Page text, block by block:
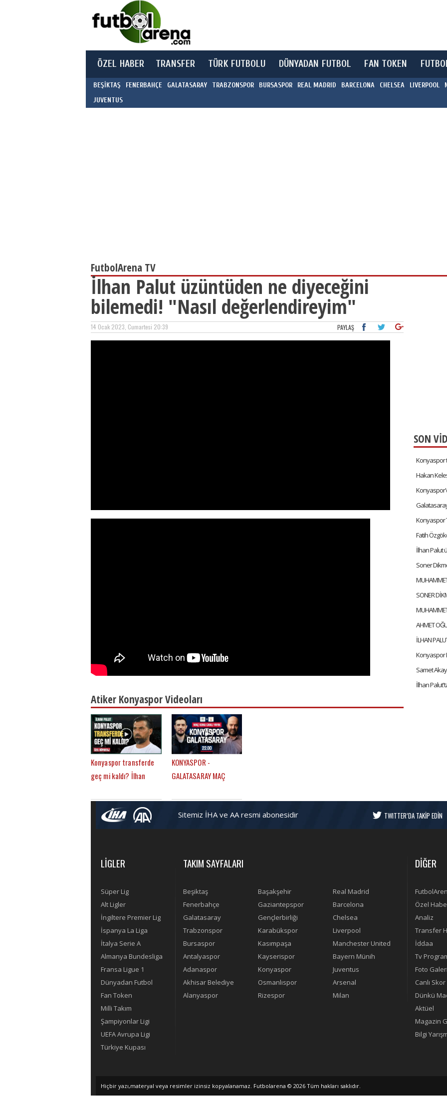
ÖZEL HABER TRANSFER TÜRK FUTBOLU DÜNYADAN FUTBOL FAN TOKEN
BEŞİKTAŞ FENERBAHÇE GALATASARAY TRABZONSPOR BURSASPOR REAL MADRID BARCELONA CHELSEA LIVERPOOL
JUVENTUS
FutbolArena TV
İlhan Palut üzüntüden ne diyeceğini
bilemedi! "Nasıl değerlendireyim"
14 Ocak 2023, Cumartesi 20:39 PAYLAŞ
Atiker Konyaspor Videoları
Konyaspor transferde
geç mi kaldı? İlhan
FutbolArena'ya özel
açıklamalar
KONYASPOR -
GALATASARAY MAÇ
- MERT KURT
SON
Sitemiz İHA ve AA resmi abonesidir TWITTER’DA TAKİP EDİN
LİGLER
Süper Lig
Alt Ligler
İngiltere Premier Lig
İspanya La Liga
İtalya Serie A
Almanya Bundesliga
Fransa Ligue 1
Dünyadan Futbol
Fan Token
Milli Takım
Şampiyonlar Ligi
UEFA Avrupa Ligi
Türkiye Kupası
TAKIM SAYFALARI
Beşiktaş Başakşehir
Real Madrid
Fenerbahçe
Gaziantepspor
Barcelona
Galatasaray
Gençlerbirliği
Chelsea
Trabzonspor
Karabükspor
Liverpool
Bursaspor
Kasımpaşa
Manchester United
Antalyaspor
Kayserispor
Bayern Münih
Adanaspor
Konyaspor
Juventus
Akhisar Belediye
Osmanlıspor
Arsenal
Alanyaspor
Rizespor Milan
DİĞER
Özel
Analiz
Transfer
İddaa
Tv
Foto Galeri
Canlı Skor
Dünkü
Aktüel
Magazin
Bilgi
Hiçbir yazı,materyal veya resimler izinsiz kopyalanamaz. Futbolarena © 2026 Tüm hakları saklıdır.